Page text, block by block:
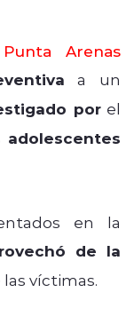
Punta Arenas
a un
porel
en la
de la
las víctimas.